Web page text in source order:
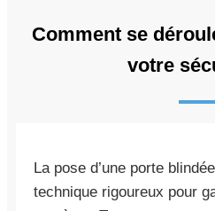
Comment se
votre
La pose d’une porte
technique rigoureux pour